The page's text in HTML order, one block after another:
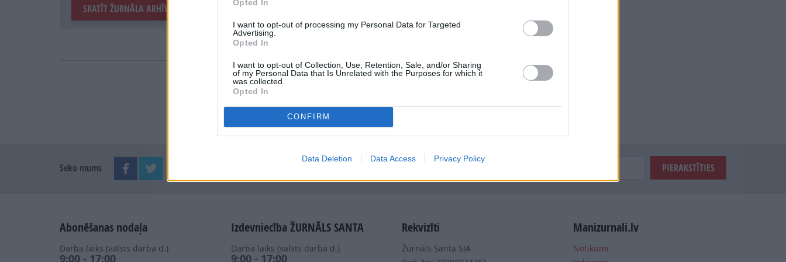
Opted In
I want to opt-out of processing my Personal Data for Targeted
Advertising.
Opted In
I want to opt-out of Collection, Use, Retention, Sale, and/or Sharing
of my Personal Data that Is Unrelated with the Purposes for which it
was collected.
Opted In
CONFIRM
Data Deletion Data Access Privacy Policy
SKATĪT ŽURNĀLA ARHĪVU
Seko mums Nepalaid garām akcijas un jaunumus
Abonēšanas nodaļa
Darba laiks (valsts darba d.)
9:00 - 17:00
Izdevniecība ŽURNĀLS SANTA
Darba laiks (valsts darba d.)
9:00 - 17:00
Rekvizīti
Žurnāls Santa SIA
Manizurnali.lv
Notikumi